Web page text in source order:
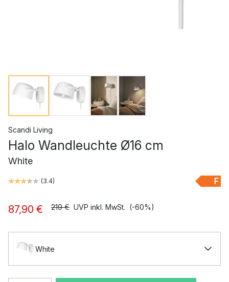
Scandi Living
Halo Wandleuchte Ø16 cm
White
(3.4) F
87,90 € 219 € UVP inkl. MwSt. (-60%)
White